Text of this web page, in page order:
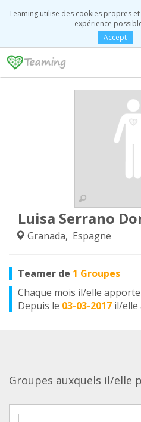
Teaming utilise des cookies propres
expérience
Accept
Luisa Serrano
Granada, Espagne
Teamer de 1 Groupes
Chaque mois il/elle apporte
Depuis le 03-03-2017 il/elle
Groupes auxquels il/elle